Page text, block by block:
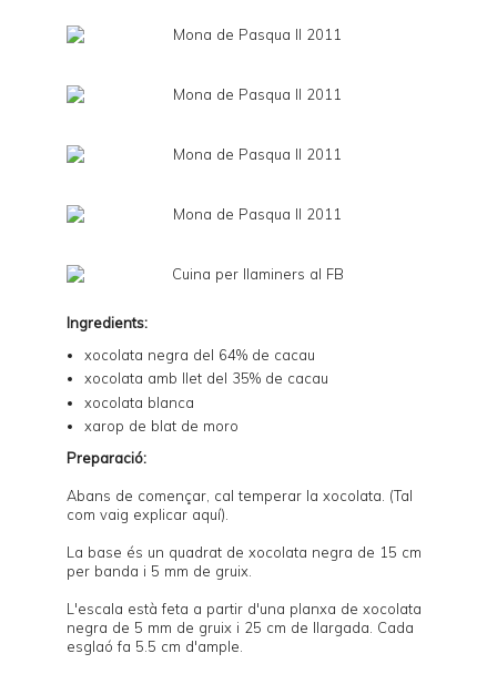
Ingredients:
xocolata negra del 64% de cacau
xocolata amb llet del 35% de cacau
xocolata blanca
xarop de blat de moro
Preparació:
Abans de començar, cal temperar la xocolata. (Tal
com vaig explicar aquí).
La base és un quadrat de xocolata negra de 15 cm
per banda i 5 mm de gruix.
L'escala està feta a partir d'una planxa de xocolata
negra de 5 mm de gruix i 25 cm de llargada. Cada
esglaó fa 5.5 cm d'ample.